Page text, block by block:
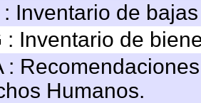
Inventario de
: Inventario de
:
Humanos.